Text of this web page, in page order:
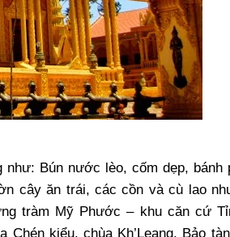
Bún nước lèo, cốm dẹp, bánh
cây ăn trái, các cồn và cù lao
tràm Mỹ Phước – khu căn cứ
kiểu, chùa Kh’Leang, Bảo